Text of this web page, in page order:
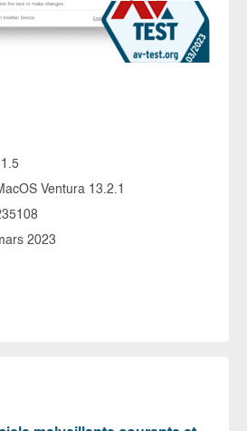
Ventura 13.2.1
2023